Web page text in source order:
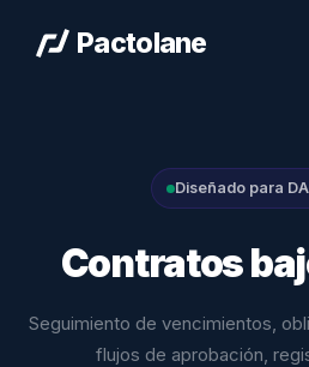
Pactolane
Diseñado para
Contratos
Seguimiento de vencimientos,
flujos de aprobación,